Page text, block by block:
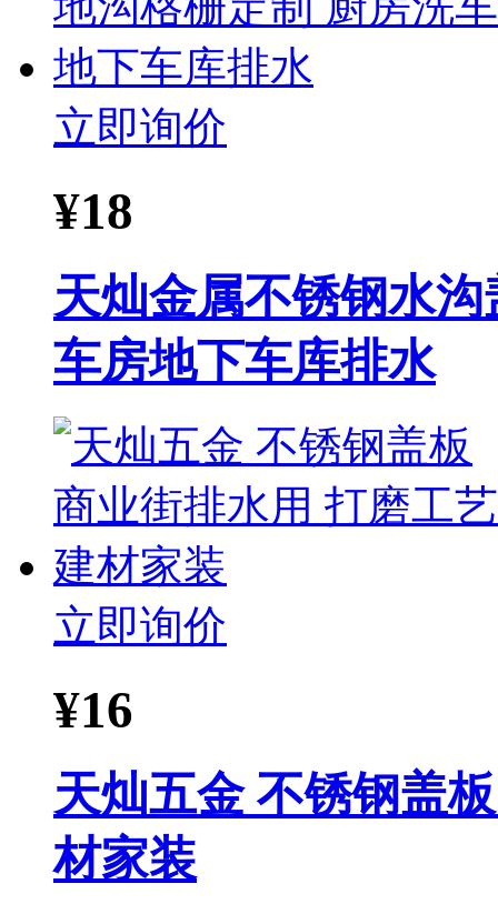
立即询价
¥18
天灿金属不锈钢水
车房地下车库排水
立即询价
¥16
天灿五金 不锈钢盖
材家装